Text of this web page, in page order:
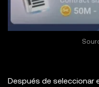
Después de seleccionar